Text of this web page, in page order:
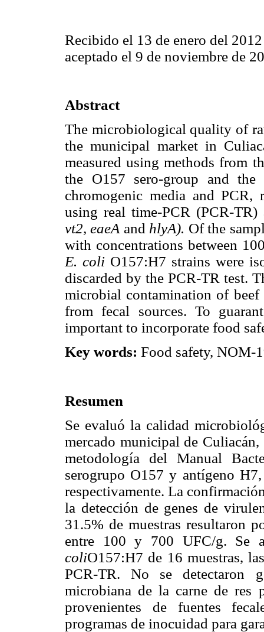
Recibido el 13 de enero del 2012
aceptado el 9 de noviembre de
Abstract
The microbiological quality of
the municipal market in
measured using methods from
the O157 sero-group and
chromogenic media and PCR,
using real time-PCR (PCR-
vt2, eaeA and hlyA). Of the
with concentrations between
E. coliO157:H7 strains were
discarded by the PCR-TR test.
microbial contamination of beef
from fecal sources. To
important to incorporate food
Key words: Food safety, NOM-
Resumen
Se evaluó la calidad
mercado municipal de
metodología del Manual
serogrupo O157 y antígeno
respectivamente. La
la detección de genes de
31.5% de muestras resultaron
entre 100 y 700 UFC/g. Se
coliO157:H7 de 16 muestras,
PCR-TR. No se detectaron
microbiana de la carne de res
provenientes de fuentes
programas de inocuidad para